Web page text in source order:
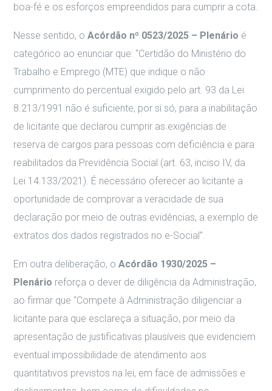
boa-fé e os esforços empreendidos para cumprir a cota.
Nesse sentido, oAcórdão nº 0523/2025 – Plenário é
categórico ao enunciar que: “Certidão do Ministério do
Trabalho e Emprego (MTE) que indique o não
cumprimento do percentual exigido pelo art. 93 da Lei
8.213/1991 não é suficiente, por si só, para a inabilitação
de licitante que declarou cumprir as exigências de
reserva de cargos para pessoas com deficiência e para
reabilitados da Previdência Social (art. 63, inciso IV, da
Lei 14.133/2021). É necessário oferecer ao licitante a
oportunidade de comprovar a veracidade de sua
declaração por meio de outras evidências, a exemplo de
extratos dos dados registrados no e-Social”.
Em outra deliberação, oAcórdão 1930/2025 –
Plenário reforça o dever de diligência da Administração,
ao firmar que “Compete à Administração diligenciar a
licitante para que esclareça a situação, por meio da
apresentação de justificativas plausíveis que evidenciem
eventual impossibilidade de atendimento aos
quantitativos previstos na lei, em face de admissões e